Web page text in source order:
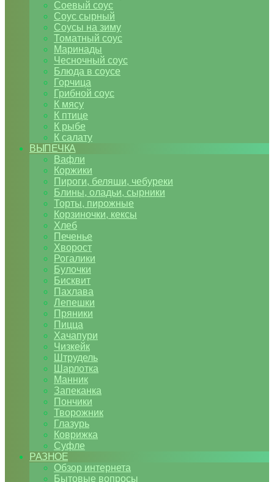
Соевый соус
Соус сырный
Соусы на зиму
Томатный соус
Маринады
Чесночный соус
Блюда в соусе
Горчица
Грибной соус
К мясу
К птице
К рыбе
К салату
ВЫПЕЧКА
Вафли
Коржики
Пироги, беляши, чебуреки
Блины, оладьи, сырники
Торты, пирожные
Корзиночки, кексы
Хлеб
Печенье
Хворост
Рогалики
Булочки
Бисквит
Пахлава
Лепешки
Пряники
Пицца
Хачапури
Чизкейк
Штрудель
Шарлотка
Манник
Запеканка
Пончики
Творожник
Глазурь
Коврижка
Суфле
РАЗНОЕ
Обзор интернета
Бытовые вопросы